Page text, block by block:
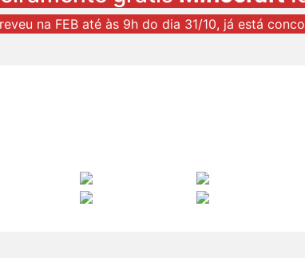
na FEB até às 9h do dia 31/10, já está